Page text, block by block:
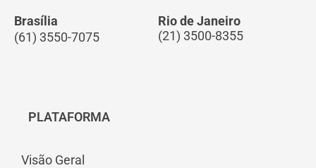
Brasília
(61) 3550-7075
Rio de Janeiro
(21) 3500-8355
PLATAFORMA
Visão Geral